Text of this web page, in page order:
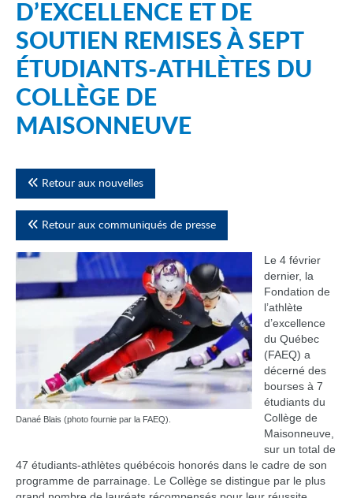
D’EXCELLENCE ET DE
SOUTIEN REMISES À SEPT
ÉTUDIANTS-ATHLÈTES DU
COLLÈGE DE
MAISONNEUVE
Retour aux nouvelles
Retour aux communiqués de presse
Danaé Blais (photo fournie par la FAEQ).
Le 4 février
dernier, la
Fondation de
l’athlète
d’excellence
du Québec
(FAEQ) a
décerné des
bourses à 7
étudiants du
Collège de
Maisonneuve,
sur un total de
47 étudiants-athlètes québécois honorés dans le cadre de son
programme de parrainage. Le Collège se distingue par le plus